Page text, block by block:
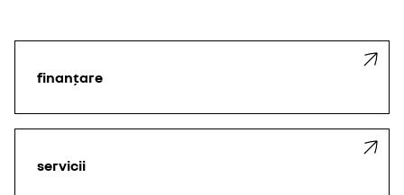
finanțare
servicii